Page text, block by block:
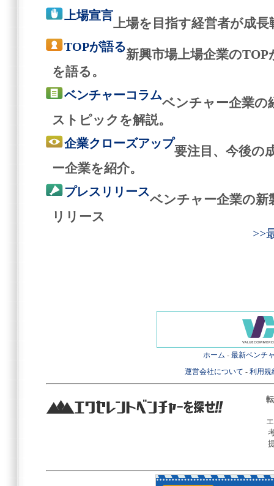
上場宣言
上場を目指す経営者が成
TOPが語る
新興市場上場企業の
を語る。
ベンチャーコラム
ベンチャー企業の
ストピックを解説。
企業クローズアップ
要注目、今後の
ー企業を紹介。
プレスリリース
ベンチャー企業の新
リリース
>>
ホーム - 最新ベンチ
運営会社について - 利用規